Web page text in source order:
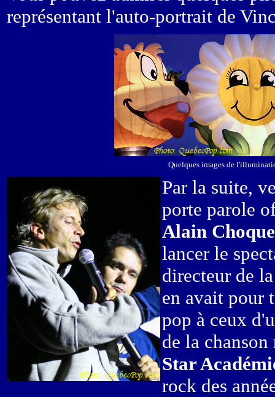
représentant l'auto-portrait de
Quelques images de
Par la suite,
porte parole
Alain
lancer le
directeur de
en avait pour
pop à ceux
de la
Star
rock des